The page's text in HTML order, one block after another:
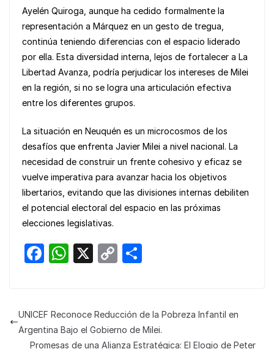
Ayelén Quiroga, aunque ha cedido formalmente la
representación a Márquez en un gesto de tregua,
continúa teniendo diferencias con el espacio liderado
por ella. Esta diversidad interna, lejos de fortalecer a La
Libertad Avanza, podría perjudicar los intereses de Milei
en la región, si no se logra una articulación efectiva
entre los diferentes grupos.
La situación en Neuquén es un microcosmos de los
desafíos que enfrenta Javier Milei a nivel nacional. La
necesidad de construir un frente cohesivo y eficaz se
vuelve imperativa para avanzar hacia los objetivos
libertarios, evitando que las divisiones internas debiliten
el potencial electoral del espacio en las próximas
elecciones legislativas.
F
e
b
W
s
A
X
C
y
Li
e
UNICEF Reconoce Reducción de la Pobreza Infantil en
Argentina Bajo el Gobierno de Milei.
Promesas de una Alianza Estratégica: El Elogio de Peter